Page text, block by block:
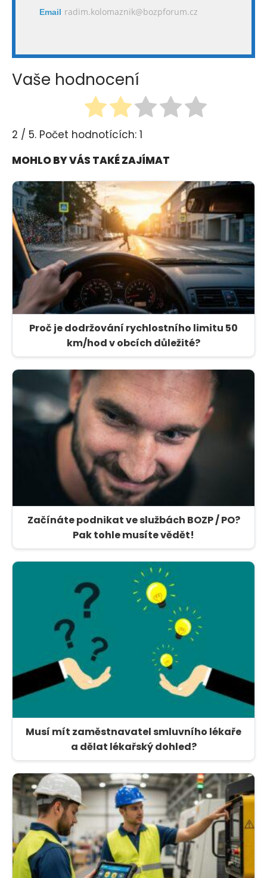
Email radim.kolomaznik@bozpforum.cz
Vaše hodnocení
2 / 5. Počet hodnotících: 1
MOHLO BY VÁS TAKÉ ZAJÍMAT
Proč je dodržování rychlostního limitu 50
km/hod v obcích důležité?
Začínáte podnikat ve službách BOZP / PO?
Pak tohle musíte vědět!
Musí mít zaměstnavatel smluvního lékaře
a dělat lékařský dohled?